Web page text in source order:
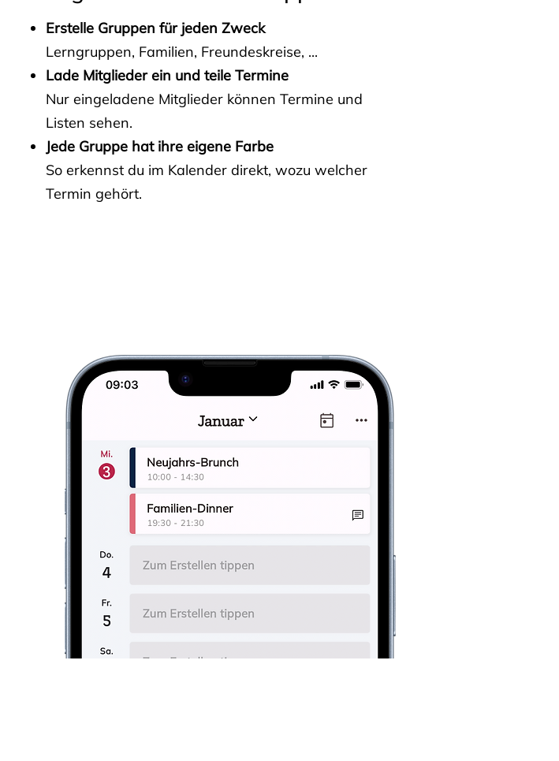
Erstelle Gruppen für jeden Zweck
Lerngruppen, Familien, Freundeskreise, ...
Lade Mitglieder ein und teile Termine
Nur eingeladene Mitglieder können Termine und
Listen sehen.
Jede Gruppe hat ihre eigene Farbe
So erkennst du im Kalender direkt, wozu welcher
Termin gehört.